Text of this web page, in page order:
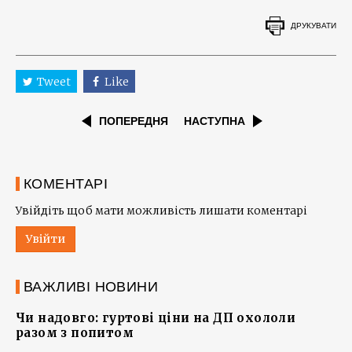
ДРУКУВАТИ
Tweet Like
ПОПЕРЕДНЯ НАСТУПНА
КОМЕНТАРІ
Увійдіть щоб мати можливість лишати коментарі
Увійти
ВАЖЛИВІ НОВИНИ
Чи надовго: гуртові ціни на ДП охололи
разом з попитом